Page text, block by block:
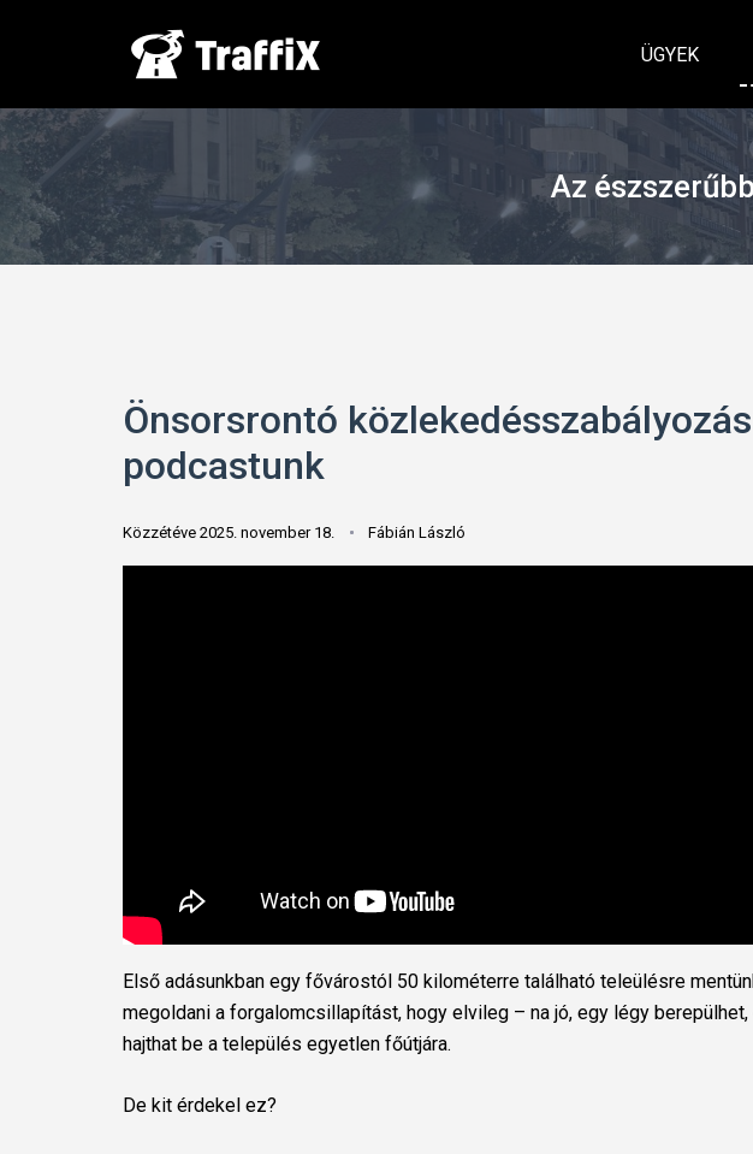
ÜGYEK
Az
Önsorsrontó
podcastunk
Közzétéve 2025. november 18. Fábián László
Első adásunkban egy fővárostól 50 kilométerre található teleülésre
megoldani a forgalomcsillapítást, hogy elvileg – na jó, egy légy
hajthat be a település egyetlen főútjára.
De kit érdekel ez?